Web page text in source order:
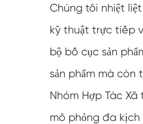
Chúng tôi nhiệt
kỹ thuật trực tiếp
bộ bố cục sản
sản phẩm mà còn
Nhóm Hợp Tác
mô phỏng đa